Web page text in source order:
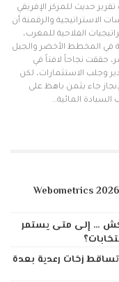
حديث للمركز الإفريقي
الاستراتيجية والرقمنة أن
الفلاحية للمغرب،
في المخطط الأخضر والجيل
حققت نجاحاً لافتاً في
وجلب الاستثمارات، لكن
جاء بثمن باهظ على
المائية…
جامعة القاضي عياض تتصدر تصنيف Webometrics 2026
… إلى متى يستمر
زخات رعدية بعدة